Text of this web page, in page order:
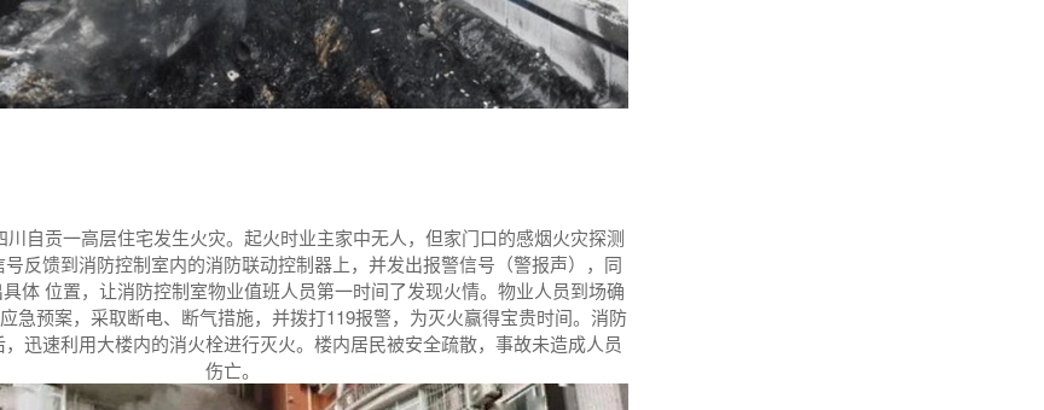
川自贡一高层住宅发生火灾。起火时业主家中无人，但家门口的感烟火灾探测
反馈到消防控制室内的消防联动控制器上，并发出报警信号（警报声），同
体 位置，让消防控制室物业值班人员第一时间了发现火情。物业人员到场确
急预案，采取断电、断气措施，并拨打119报警，为灭火赢得宝贵时间。消防
迅速利用大楼内的消火栓进行灭火。楼内居民被安全疏散，事故未造成人员
伤亡。